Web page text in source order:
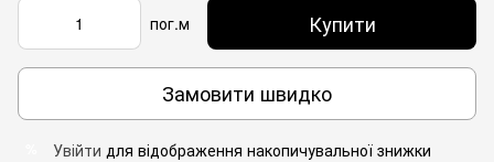
пог.м Купити
Замовити швидко
Увійти для відображення накопичувальної знижки